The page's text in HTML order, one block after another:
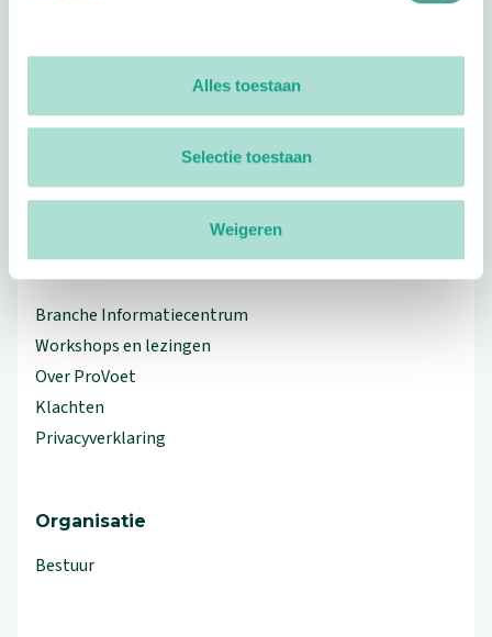
Alles toestaan
Selectie toestaan
Weigeren
Footer
Volg ProVoet
linkedin(Let op uitgaande link)
facebook(Let op uitgaande link)
twitter(Let op uitgaande link)
instagram(Let op uitgaande link)
Branche Informatiecentrum
Workshops en lezingen
Over ProVoet
Klachten
Privacyverklaring
Organisatie
Bestuur